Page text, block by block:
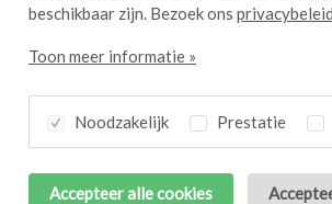
beschikbaar zijn. Bezoek ons privacybeleid
Toon meer informatie »
Noodzakelijk Prestatie
Accepteer alle cookies
Kaiserschmarrn met
zuurkool en gerookte
spekblokjes
10
Koud